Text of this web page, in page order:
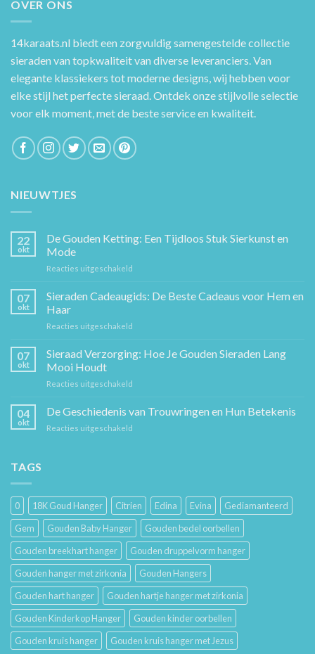
OVER ONS
14karaats.nl biedt een zorgvuldig samengestelde collectie
sieraden van topkwaliteit van diverse leveranciers. Van
elegante klassiekers tot moderne designs, wij hebben voor
elke stijl het perfecte sieraad. Ontdek onze stijlvolle selectie
voor elk moment, met de beste service en kwaliteit.
NIEUWTJES
22
okt
De Gouden Ketting: Een Tijdloos Stuk Sierkunst en
Mode
Reacties uitgeschakeld
Gouden
Ketting:
Sierkunst
en
07
okt
Sieraden Cadeaugids: De Beste Cadeaus voor Hem en
Haar
Reacties uitgeschakeld
Cadeaugids:
De
Hem
07
okt
Sieraad Verzorging: Hoe Je Gouden Sieraden Lang
Mooi Houdt
Reacties uitgeschakeld
Verzorging:
Hoe
04
okt
De Geschiedenis van Trouwringen en Hun Betekenis
Reacties uitgeschakeld
Hun
Betekenis
TAGS
0 18K Goud Hanger Citrien Edina Evina
Gediamanteerd
Gem
Gouden Baby Hanger
Gouden bedel oorbellen
Gouden breekhart hanger
Gouden druppelvorm hanger
Gouden hanger met zirkonia
Gouden Hangers
Gouden hart hanger
Gouden hartje hanger met zirkonia
Gouden Kinderkop Hanger
Gouden kinder oorbellen
Gouden kruis hanger
Gouden kruis hanger met Jezus